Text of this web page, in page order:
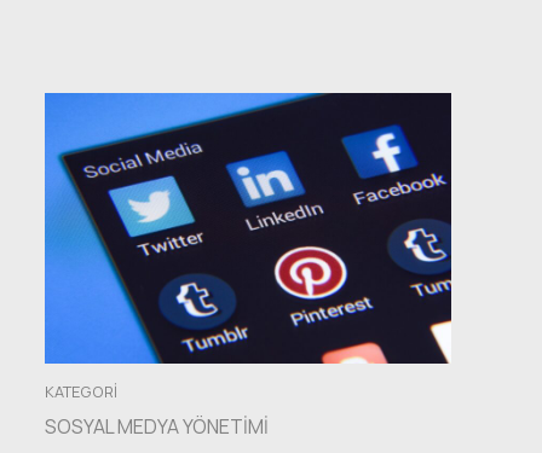
İnstagramİçin
BaşarıHikayeleri
KATEGORI
SOSYAL MEDYA YÖNETIMI